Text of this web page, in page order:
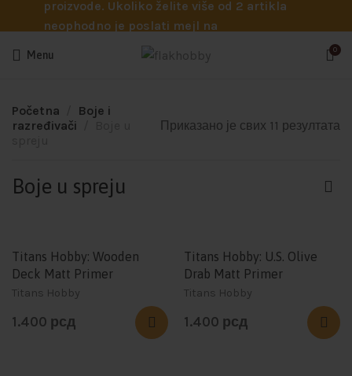
proizvode. Ukoliko želite više od 2 artikla
neophodno je poslati mejl na
potrebna pomoć oko odabira.
Menu 0
Početna
Boje i
razređivači
Приказано је свих 11 резултата
Boje u spreju
Titans Hobby: Wooden
Deck Matt Primer
Titans Hobby
1.400 рсд
Titans Hobby: U.S. Olive
Drab Matt Primer
Titans Hobby
1.400 рсд